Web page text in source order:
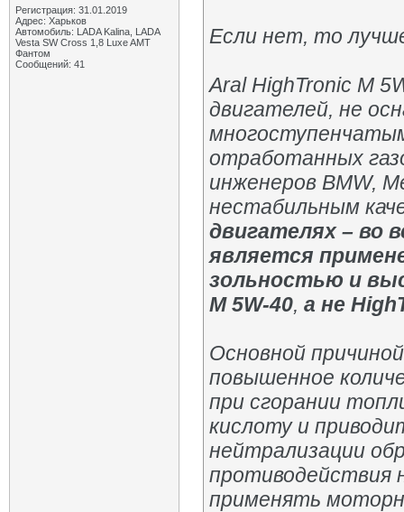
Регистрация: 31.01.2019
Адрес: Харьков
Автомобиль: LADA Kalina, LADA
Vesta SW Cross 1,8 Luxe AMT
Фантом
Сообщений: 41
Если нет, то
Aral HighTronic M
двигателей, не
отработанных
инженеров BMW,
нестабильным
двигателях – во
является
зольностью и
M 5W-40, а не
Основной
повышенное
при сгорании
кислоту и
нейтрализации
противодействия
применять